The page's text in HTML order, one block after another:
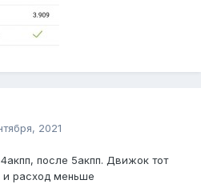
2021
после 5акпп. Движок тот
и расход меньше